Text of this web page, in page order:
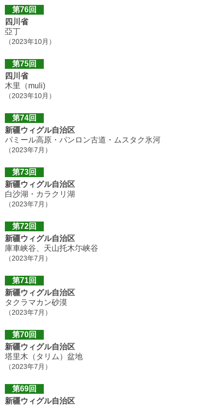
第76回
四川省
亞丁
（2023年10月）
第75回
四川省
木里（muli)
（2023年10月）
第74回
新疆ウィグル自治区
パミール高原・パンロン古道・ムスタク氷河
（2023年7月）
第73回
新疆ウィグル自治区
白沙湖・カラクリ湖
（2023年7月）
第72回
新疆ウィグル自治区
庫車峡谷、天山托木尓峡谷
（2023年7月）
第71回
新疆ウィグル自治区
タクラマカン砂漠
（2023年7月）
第70回
新疆ウィグル自治区
塔里木（タリム）盆地
（2023年7月）
第69回
新疆ウィグル自治区